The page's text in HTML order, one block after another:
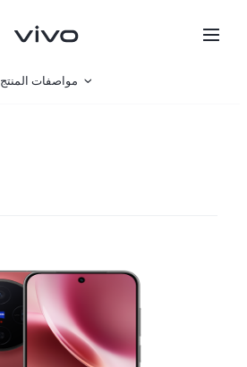
Qatar(ar) | حدد البلد/المنطقة
مواصفات المنتج